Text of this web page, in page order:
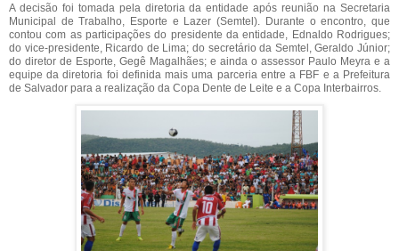
A decisão foi tomada pela diretoria da entidade após reunião na Secretaria
Municipal de Trabalho, Esporte e Lazer (Semtel). Durante o encontro, que
contou com as participações do presidente da entidade, Ednaldo Rodrigues;
do vice-presidente, Ricardo de Lima; do secretário da Semtel, Geraldo Júnior;
do diretor de Esporte, Gegê Magalhães; e ainda o assessor Paulo Meyra e a
equipe da diretoria foi definida mais uma parceria entre a FBF e a Prefeitura
de Salvador para a realização da Copa Dente de Leite e a Copa Interbairros.